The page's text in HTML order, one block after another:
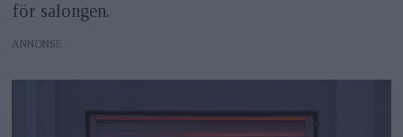
för salongen.
ANNONS